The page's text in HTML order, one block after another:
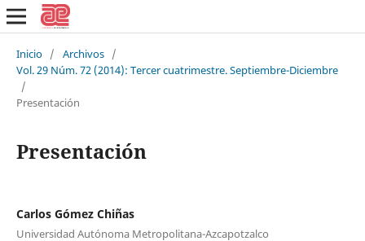
Inicio / Archivos /
Vol. 29 Núm. 72 (2014): Tercer cuatrimestre. Septiembre-Diciembre
/
Presentación
Presentación
Carlos Gómez Chiñas
Universidad Autónoma Metropolitana-Azcapotzalco